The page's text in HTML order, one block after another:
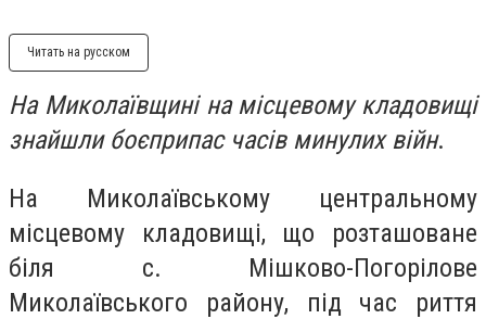
Читать на русском
На Миколаївщині на місцевому кладовищі
знайшли боєприпас часів минулих війн.
На Миколаївському центральному
місцевому кладовищі, що розташоване
біля с. Мішково-Погорілове
Миколаївського району, під час риття